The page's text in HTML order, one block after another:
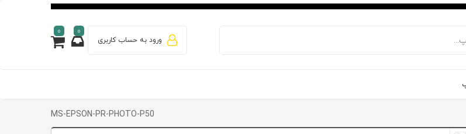
ورود به حساب کاربری
0
0
MS-EPSON-PR-PHOTO-P50